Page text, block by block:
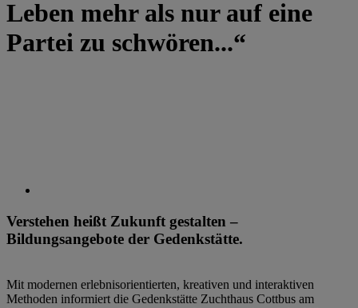
Leben mehr als nur auf eine
Partei zu schwören...“
Verstehen heißt Zukunft gestalten –
Bildungsangebote der Gedenkstätte.
Mit modernen erlebnisorientierten, kreativen und interaktiven
Methoden informiert die Gedenkstätte Zuchthaus Cottbus am